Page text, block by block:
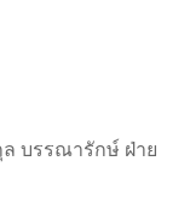
บรรณารักษ์ ฝ่าย